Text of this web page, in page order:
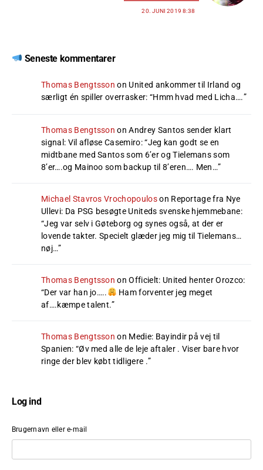
20. JUNI 2019 8:38
Seneste kommentarer
Thomas Bengtsson on United ankommer til Irland og
særligt én spiller overrasker: “Hmm hvad med Licha….”
Thomas Bengtsson onAndrey Santos sender klart
signal: Vil afløse Casemiro: “Jeg kan godt se en
midtbane med Santos som 6’er og Tielemans som
8’er….og Mainoo som backup til 8’eren…. Men…”
Michael Stavros Vrochopouloson Reportage fra Nye
Ullevi: Da PSG besøgte Uniteds svenske hjemmebane:
“Jeg var selv i Gøteborg og synes også, at der er
lovende takter. Specielt glæder jeg mig til Tielemans…
nøj…”
Thomas Bengtsson onOfficielt: United henter Orozco:
“Der var han jo…..
Ham forventer jeg meget
af….kæmpe talent.”
Thomas Bengtsson on Medie: Bayindir på vej til
Spanien: “Øv med alle de leje aftaler . Viser bare hvor
ringe der blev købt tidligere .”
Log ind
Brugernavn eller e-mail